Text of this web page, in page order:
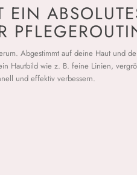
EIN
Abgestimmt auf deine Haut und
Hautbild wie z. B. feine Linien,
und effektiv verbessern.